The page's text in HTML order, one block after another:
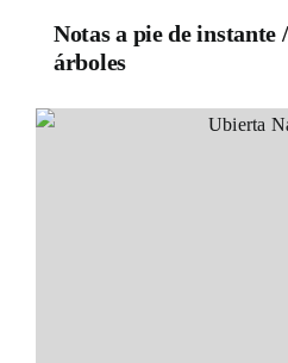
Notas a pie de instante
árboles